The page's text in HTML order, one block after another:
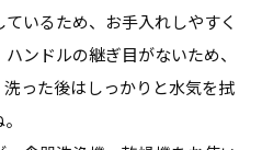
いるため、お手入れしやすく
ンドルの継ぎ目がないため、
った後はしっかりと水気を拭